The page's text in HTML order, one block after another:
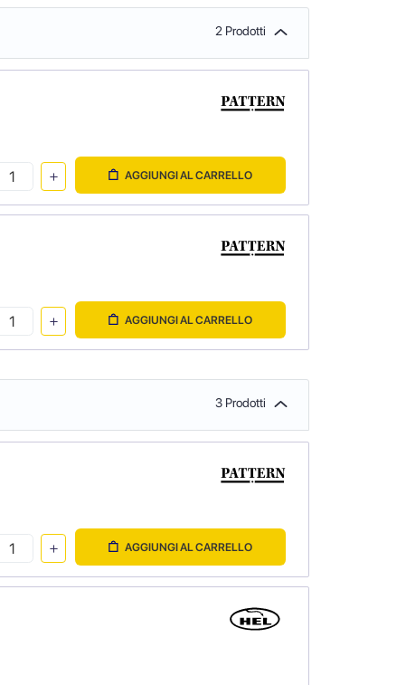
2 Prodotti
AGGIUNGI AL CARRELLO
AGGIUNGI AL CARRELLO
3 Prodotti
AGGIUNGI AL CARRELLO